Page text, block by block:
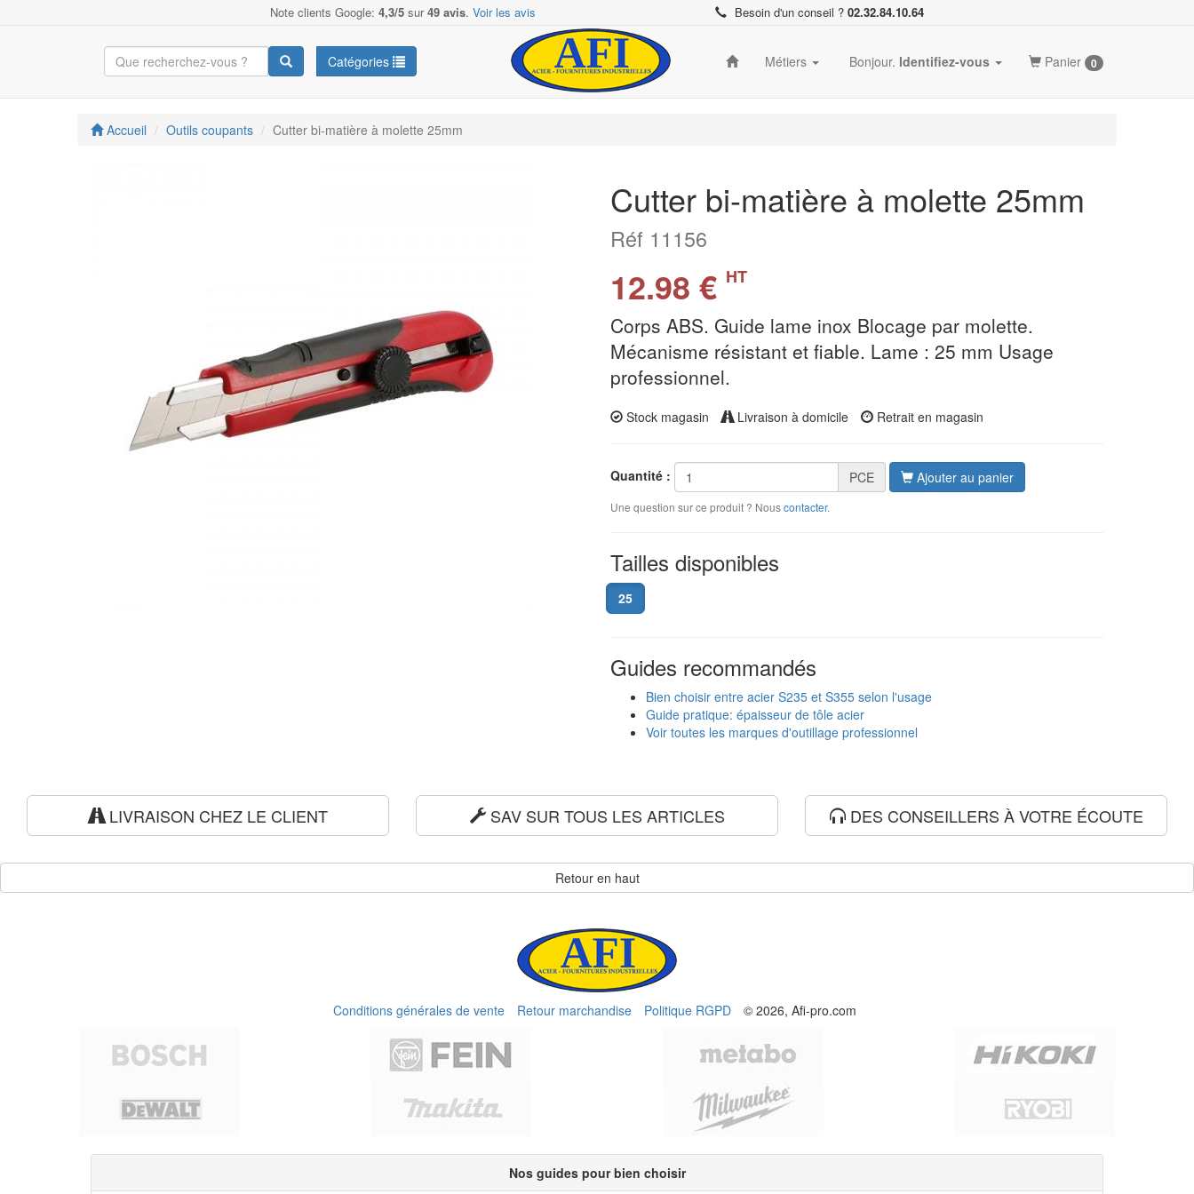
Note clients Google: 4,3/5 sur49 avis. Voir les avis Besoin d'un conseil ? 02.32.84.10.64
Catégories Métiers Bonjour. Identifiez-vous Panier 0
Accueil Outils coupants Cutter bi-matière à molette 25mm
Cutter bi-matière à molette 25mm
Réf 11156
12.98 € HT
Corps ABS. Guide lame inox Blocage par molette.
Mécanisme résistant et fiable. Lame : 25 mm Usage
professionnel.
Stock magasin Livraison à domicile Retrait en magasin
Quantité : PCE Ajouter au panier
Une question sur ce produit ? Nouscontacter.
Tailles disponibles
25
Guides recommandés
Bien choisir entre acier S235 et S355 selon l'usage
Guide pratique: épaisseur de tôle acier
Voir toutes les marques d'outillage professionnel
LIVRAISON CHEZ LE CLIENT SAV SUR TOUS LES ARTICLES DES CONSEILLERS À VOTRE ÉCOUTE
Retour en haut
Conditions générales de vente Retour marchandise Politique RGPD © 2026, Afi-pro.com
Nos guides pour bien choisir